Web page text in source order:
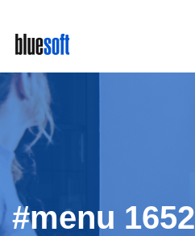
main
content
#menu 1652